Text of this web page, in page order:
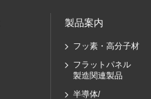
製品案内
フッ素・高分子材
フラットパネル
製造関連製品
半導体/